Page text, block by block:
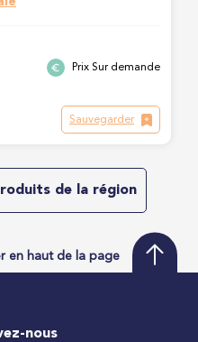
Prix Sur demande
Sauvegarder
de la région
en haut de la page
nous